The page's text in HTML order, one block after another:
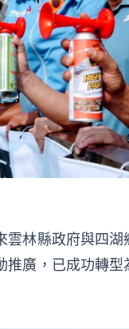
雲林縣政府與四湖
推廣，已成功轉型